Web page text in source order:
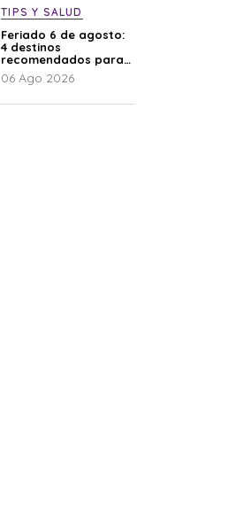
TIPS Y SALUD
Feriado 6 de agosto:
4 destinos
recomendados para
disfrutar el descanso
06 Ago 2026